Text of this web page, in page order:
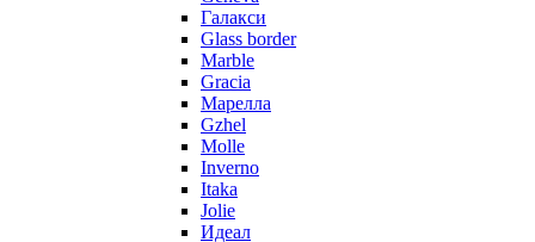
Галакси
Glass border
Marble
Gracia
Марелла
Gzhel
Molle
Inverno
Itaka
Jolie
Идеал